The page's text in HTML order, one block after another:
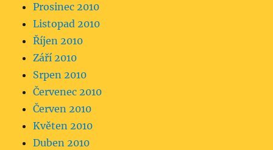
Prosinec 2010
Listopad 2010
Říjen 2010
Září 2010
Srpen 2010
Červenec 2010
Červen 2010
Květen 2010
Duben 2010